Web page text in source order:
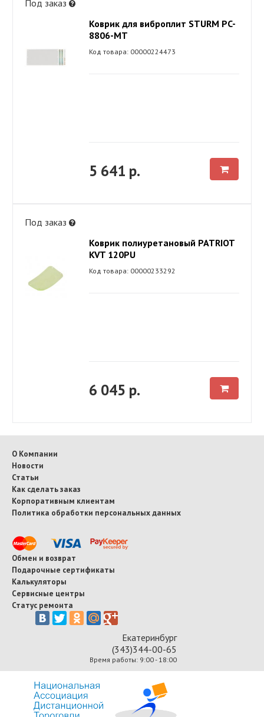
Под заказ
Коврик для виброплит STURM PC-
8806-MT
Код товара: 00000224473
5 641 р.
Под заказ
Коврик полиуретановый PATRIOT
KVT 120PU
Код товара: 00000233292
6 045 р.
О Компании
Новости
Статьи
Как сделать заказ
Корпоративным клиентам
Политика обработки персональных данных
Обмен и возврат
Подарочные сертификаты
Калькуляторы
Сервисные центры
Статус ремонта
Екатеринбург
(343)344-00-65
Время работы: 9:00 - 18:00